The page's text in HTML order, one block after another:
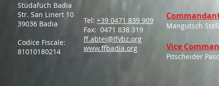
Stüdafüch Badia
Str. San Linert 10
39036 Badia
Codice Fiscale:
81010180214
Tel: +39 0471 839 909
Fax: 0471 838 319
ff.abtei@lfvbz.org
www.ffbadia.org
Mangutsch
Vice
Pitscheider